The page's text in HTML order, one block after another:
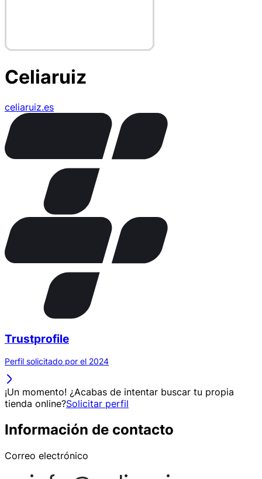
Celiaruiz
celiaruiz.es
Trustprofile
Perfil solicitado por el 2024
¡Un momento! ¿Acabas de intentar buscar tu propia
tienda online?Solicitar perfil
Información de contacto
Correo electrónico